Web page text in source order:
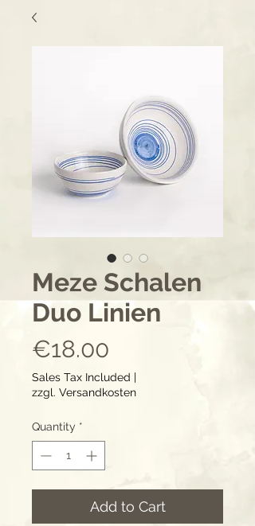
Meze Schalen
Duo Linien
€18.00
Sales Tax Included |
zzgl. Versandkosten
Quantity *
Add to Cart